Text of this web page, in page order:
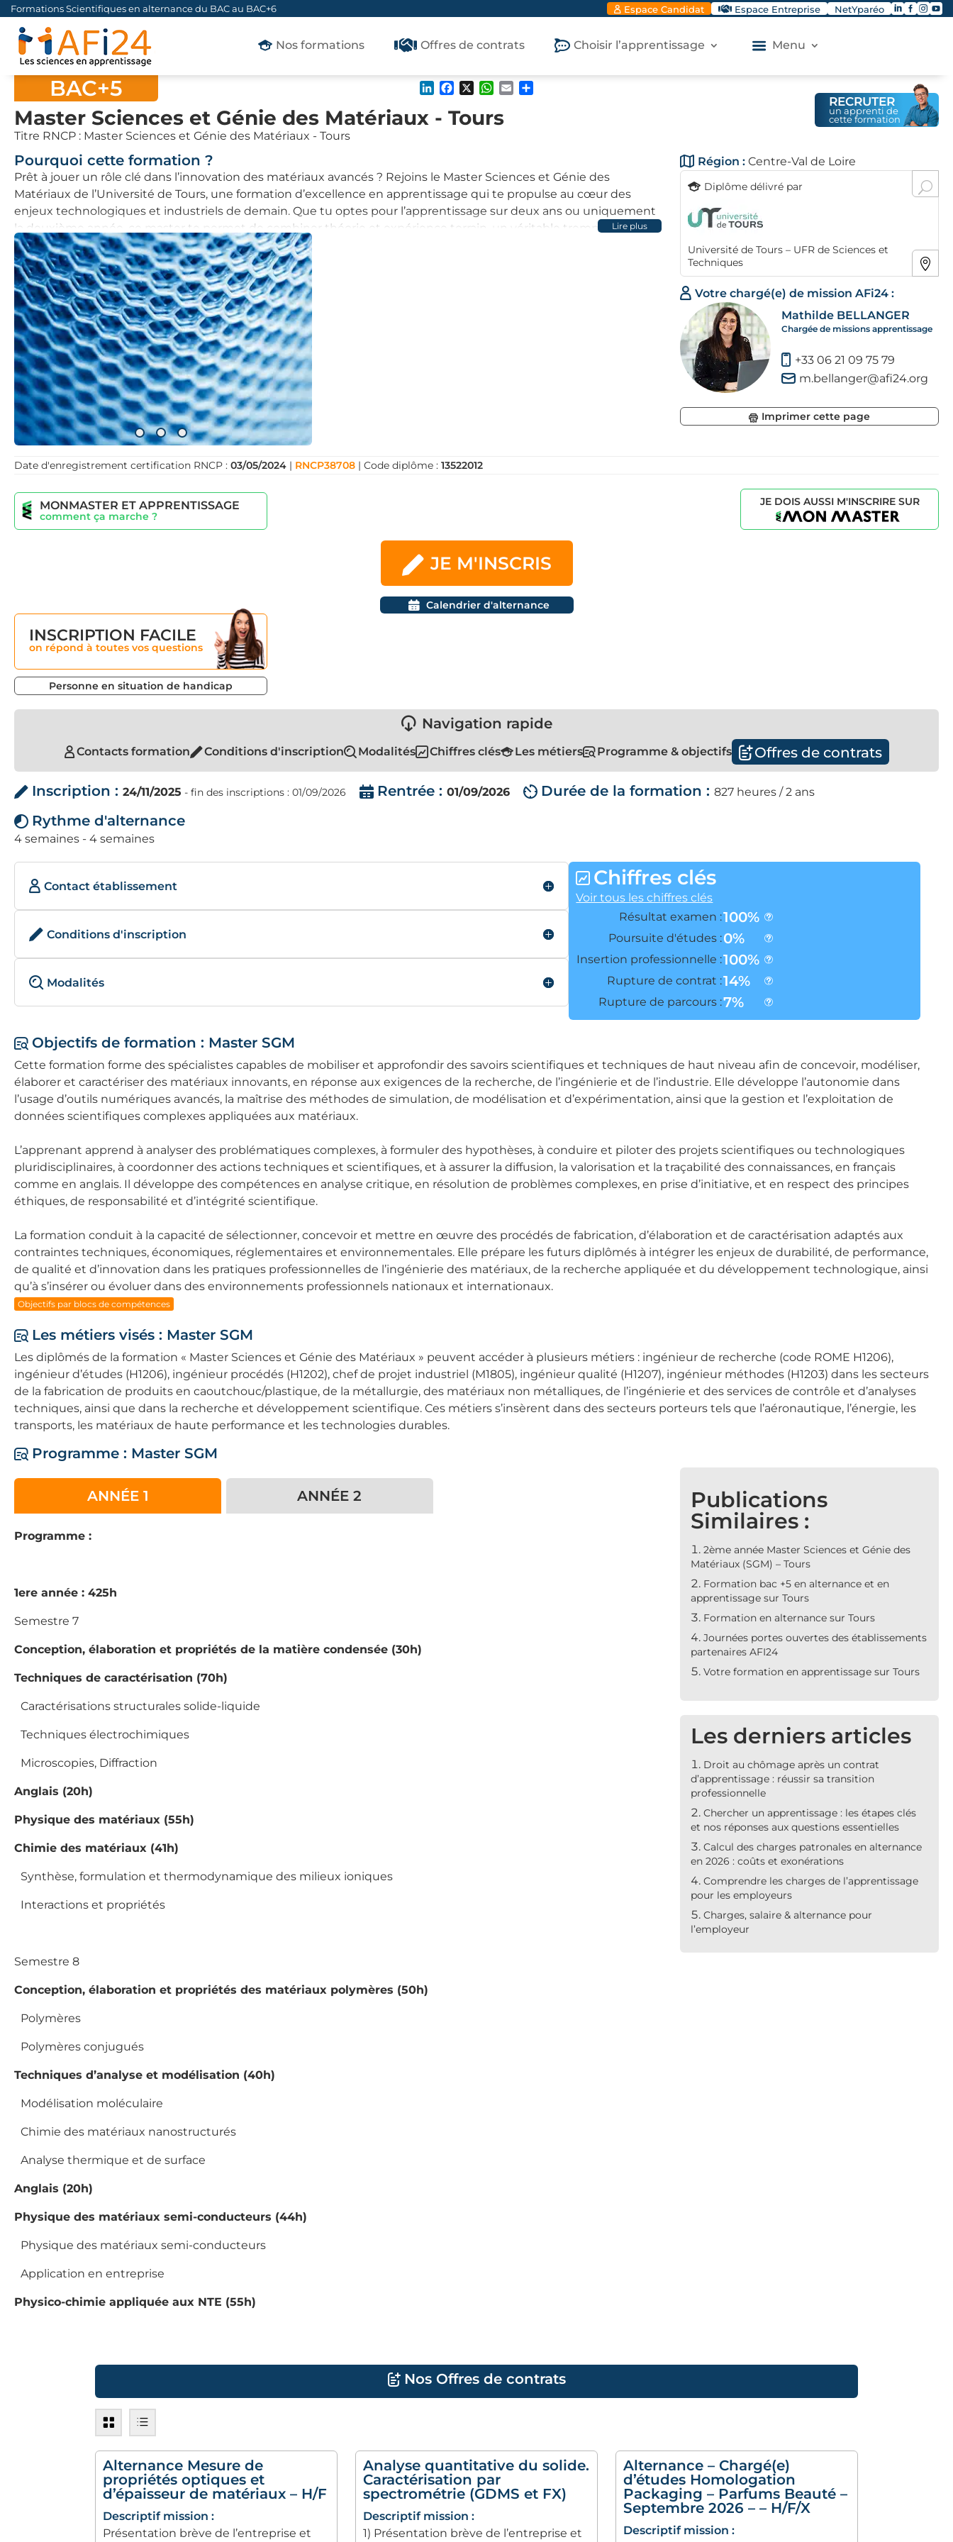
Formations Scientifiques en alternance du BAC au BAC+6 Espace Candidat Espace Entreprise NetYparéo 
Nos formations Offres de contrats Choisir l’apprentissage Menu
BAC+5
Master Sciences et Génie des Matériaux - Tours
Titre RNCP : Master Sciences et Génie des Matériaux - Tours
RECRUTER
un apprenti de
cette formation
LinkedIn
FacebookWhatsApp
Email
Pourquoi cette formation ?
Prêt à jouer un rôle clé dans l’innovation des matériaux avancés ? Rejoins le Master Sciences et Génie des
Matériaux de l’Université de Tours, une formation d’excellence en apprentissage qui te propulse au cœur des
enjeux technologiques et industriels de demain. Que tu optes pour l’apprentissage sur deux ans ou uniquement
la deuxième année, ce master te permet de combiner théorie et expérience terrain, un véritable tremplin pour
intégrer les industries de pointe.
Ce qui distingue le Master Sciences et Génie des Matériaux à Tours, c’est son ancrage au cœur du Centre-Val de
Loire, une région reconnue pour son dynamisme industriel. Avec des entreprises leaders dans la chimie,
l’aérospatial, l’énergie et les matériaux innovants, tu évolueras dans un environnement unique, riche en
partenariats et projets collaboratifs. Ici, ton talent s’aligne avec les besoins réels des grandes industries, offrant des
opportunités exceptionnelles.
Les enseignements couvrent des thématiques stratégiques comme les nanomatériaux, les polymères, les
matériaux pour l’énergie et les procédés durables. Avec des modules spécialisés et une forte orientation vers
l’innovation, tu seras prêt à relever les grands défis de l’industrie tout en intégrant les principes de durabilité.
À la clé, des carrières passionnantes : ingénieur R&D, chef de projet ou expert en matériaux avancés. Si tu veux
faire partie des acteurs qui transforment l’avenir, tout commence ici. Inscris-toi dès aujourd’hui et façonne
l’innovation en Centre-Val de Loire. Ton avenir, ton impact : tout commence à Tours !
Lire plus
Région : Centre-Val de Loire
Diplôme délivré par
Université de Tours – UFR de Sciences et
Techniques
Votre chargé(e) de mission AFi24 :
Mathilde BELLANGER
Chargée de missions apprentissage
+33 06 21 09 75 79
m.bellanger@afi24.org
Imprimer cette page
Date d'enregistrement certification RNCP : 03/05/2024 | RNCP38708 | Code diplôme : 13522012
MONMASTER ET APPRENTISSAGE
comment ça marche ?
JE DOIS AUSSI M'INSCRIRE SUR
INSCRIPTION FACILE
on répond à toutes vos questions
Personne en situation de handicap
JE M'INSCRIS
Calendrier d'alternance
Navigation rapide
Contacts formation Conditions d'inscription Modalités Chiffres clés Les métiers Programme & objectifs Offres de contrats
Inscription : 24/11/2025 - fin des inscriptions : 01/09/2026 Rentrée : 01/09/2026 Durée de la formation : 827 heures / 2 ans
Rythme d'alternance
4 semaines - 4 semaines
Contact établissement
Conditions d'inscription
Modalités
Chiffres clés
Voir tous les chiffres clés
Résultat examen :100%
Poursuite d'études :0%
Insertion professionnelle :100%
Rupture de contrat :14%
Rupture de parcours :7%
Objectifs de formation : Master SGM
Cette formation forme des spécialistes capables de mobiliser et approfondir des savoirs scientifiques et techniques de haut niveau afin de concevoir, modéliser,
élaborer et caractériser des matériaux innovants, en réponse aux exigences de la recherche, de l’ingénierie et de l’industrie. Elle développe l’autonomie dans
l’usage d’outils numériques avancés, la maîtrise des méthodes de simulation, de modélisation et d’expérimentation, ainsi que la gestion et l’exploitation de
données scientifiques complexes appliquées aux matériaux.
L’apprenant apprend à analyser des problématiques complexes, à formuler des hypothèses, à conduire et piloter des projets scientifiques ou technologiques
pluridisciplinaires, à coordonner des actions techniques et scientifiques, et à assurer la diffusion, la valorisation et la traçabilité des connaissances, en français
comme en anglais. Il développe des compétences en analyse critique, en résolution de problèmes complexes, en prise d’initiative, et en respect des principes
éthiques, de responsabilité et d’intégrité scientifique.
La formation conduit à la capacité de sélectionner, concevoir et mettre en œuvre des procédés de fabrication, d’élaboration et de caractérisation adaptés aux
contraintes techniques, économiques, réglementaires et environnementales. Elle prépare les futurs diplômés à intégrer les enjeux de durabilité, de performance,
de qualité et d’innovation dans les pratiques professionnelles de l’ingénierie des matériaux, de la recherche appliquée et du développement technologique, ainsi
qu’à s’insérer ou évoluer dans des environnements professionnels nationaux et internationaux.
Objectifs par blocs de compétences
Les métiers visés : Master SGM
Les diplômés de la formation « Master Sciences et Génie des Matériaux » peuvent accéder à plusieurs métiers : ingénieur de recherche (code ROME H1206),
ingénieur d’études (H1206), ingénieur procédés (H1202), chef de projet industriel (M1805), ingénieur qualité (H1207), ingénieur méthodes (H1203) dans les secteurs
de la fabrication de produits en caoutchouc/plastique, de la métallurgie, des matériaux non métalliques, de l’ingénierie et des services de contrôle et d’analyses
techniques, ainsi que dans la recherche et développement scientifique. Ces métiers s’insèrent dans des secteurs porteurs tels que l’aéronautique, l’énergie, les
transports, les matériaux de haute performance et les technologies durables.
Programme : Master SGM
ANNÉE 1 ANNÉE 2
Programme :
1ere année : 425h
Semestre 7
Conception, élaboration et propriétés de la matière condensée (30h)
Techniques de caractérisation (70h)
Caractérisations structurales solide-liquide
Techniques électrochimiques
Microscopies, Diffraction
Anglais (20h)
Physique des matériaux (55h)
Chimie des matériaux (41h)
Synthèse, formulation et thermodynamique des milieux ioniques
Interactions et propriétés
Semestre 8
Conception, élaboration et propriétés des matériaux polymères (50h)
Polymères
Polymères conjugués
Techniques d’analyse et modélisation (40h)
Modélisation moléculaire
Chimie des matériaux nanostructurés
Analyse thermique et de surface
Anglais (20h)
Physique des matériaux semi-conducteurs (44h)
Physique des matériaux semi-conducteurs
Application en entreprise
Physico-chimie appliquée aux NTE (55h)
Publications
Similaires :
2ème année Master Sciences et Génie des
Matériaux (SGM) – Tours
Formation bac +5 en alternance et en
apprentissage sur Tours
Formation en alternance sur Tours
Journées portes ouvertes des établissements
partenaires AFI24
Votre formation en apprentissage sur Tours
Les derniers articles
Droit au chômage après un contrat
d’apprentissage : réussir sa transition
professionnelle
Chercher un apprentissage : les étapes clés
et nos réponses aux questions essentielles
Calcul des charges patronales en alternance
en 2026 : coûts et exonérations
Comprendre les charges de l’apprentissage
pour les employeurs
Charges, salaire & alternance pour
l’employeur
Nos Offres de contrats
Alternance Mesure de
propriétés optiques et
d’épaisseur de matériaux – H/F
Descriptif mission :
Présentation brève de l’entreprise et
Analyse quantitative du solide.
Caractérisation par
spectrométrie (GDMS et FX)
Descriptif mission :
1) Présentation brève de l’entreprise et
Alternance – Chargé(e)
d’études Homologation
Packaging – Parfums Beauté –
Septembre 2026 – – H/F/X
Descriptif mission :